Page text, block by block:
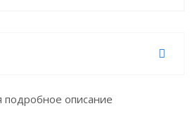
подробное описание